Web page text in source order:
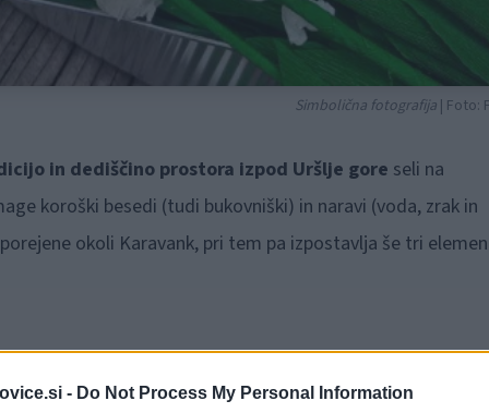
- Do Not Process My Personal Information
Simbolična fotografija | Foto:
in dediščino prostora izpod Uršlje gore seli na
koroški besedi (tudi bukovniški) in naravi (voda, zrak in
okoli Karavank, pri tem pa izpostavlja še tri
23. maja v Železni Kapli